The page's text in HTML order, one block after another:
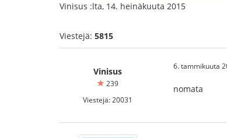
Vinisus :lta, 14. heinäkuuta 2015
Viestejä: 5815
Vinisus
239
Viestejä: 20031
6. tammikuuta
nomata